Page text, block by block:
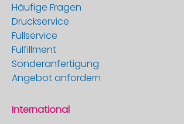
Häufige Fragen
Druckservice
Fullservice
Fulfillment
Sonderanfertigung
Angebot anfordern
International